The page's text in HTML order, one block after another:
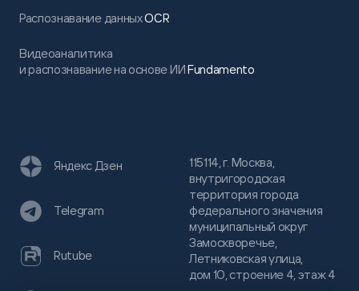
Распознавание данныхOCR
Видеоаналитика
и распознавание на основе ИИFundamento
115114, г. Москва,
внутригородская
территория города
федерального значения
муниципальный округ
Замоскворечье,
Летниковская улица,
дом 10, строение 4, этаж 4
Яндекс Дзен
Telegram
Rutube